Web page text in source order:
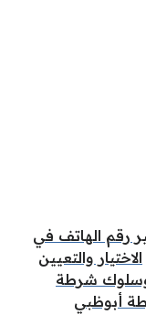
رقم الهاتف في
الاختيار والتعيين
شرطة
أبوظبي